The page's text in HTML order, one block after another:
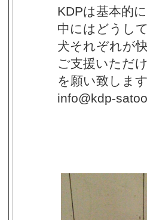
KDPは基本的
中にはどうし
犬それぞれが
ご支援いただ
を願い致します
info@kdp-